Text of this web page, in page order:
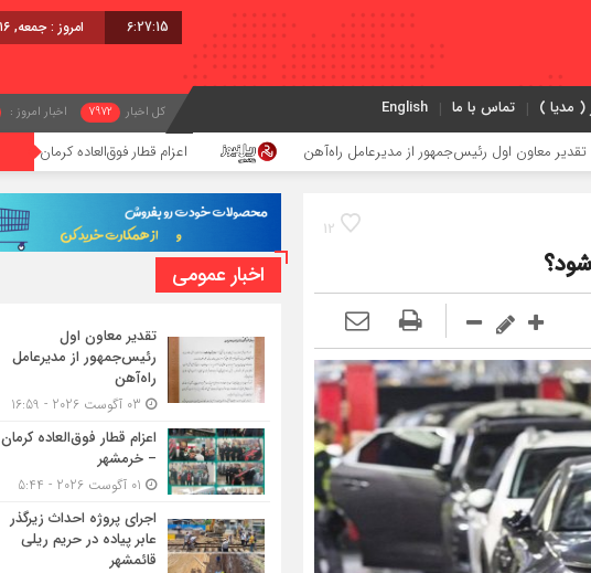
6:27:17 برابر با : Friday - 7 August - 2026
( مدیا ) تماس با ما English کل اخبار 7972 اخبار امروز :
از مدیرعامل راه‌آهن اعزام قطار فوق‌العاده کرمان – خرمشهر
12
اخبار عمومی
تقدیر معاون اول
رئیس‌جمهور از مدیرعامل
راه‌آهن
اعزام قطار فوق‌العاده کرمان
– خرمشهر
اجرای پروژه احداث زیرگذر
عابر پیاده در حریم ریلی
قائمشهر